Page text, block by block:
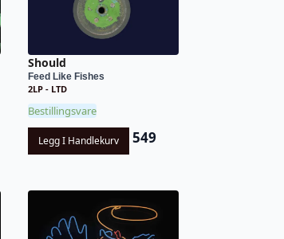
Should
Feed Like Fishes
2LP - LTD
Bestillingsvare
Legg I Handlekurv 549